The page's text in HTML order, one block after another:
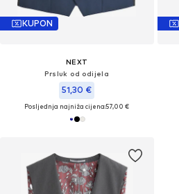
KUPON
NEXT
Prsluk od odijela
51,30 €
Posljednja najniža cijena:57,00 €